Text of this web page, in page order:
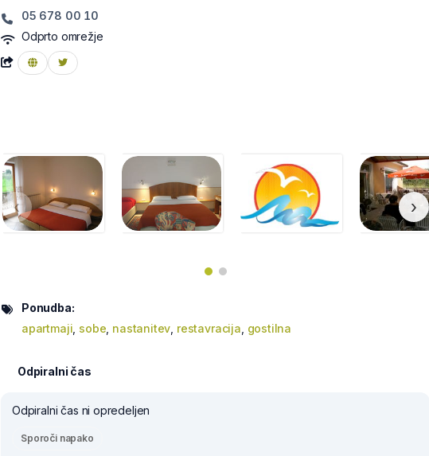
05 678 00 10
Odprto omrežje
‹ ›
Ponudba:
apartmaji sobe nastanitev restavracija gostilna
Odpiralni čas
Odpiralni čas ni opredeljen
Sporoči napako